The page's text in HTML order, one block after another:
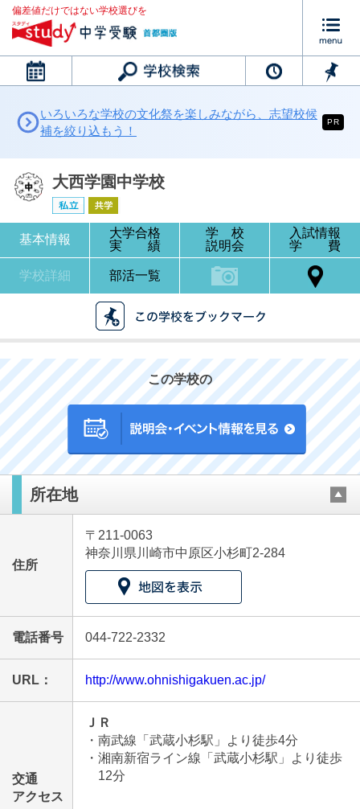
偏差値だけではない学校選びを
カレンダー
最近見た学校
大西学園中学校
ブックマークした学校
ブックマークした学校はありません
いろいろな学校の文化祭を楽しみながら、志望校候
補を絞り込もう！
PR
大西学園中学校
基本情報
大学合格
実 績
学 校
説明会
入試情報
学 費
学校詳細 部活一覧
この学校の
所在地
住所
〒211-0063
神奈川県川崎市中原区小杉町2-284
電話番号 044-722-2332
URL： http://www.ohnishigakuen.ac.jp/
交通
アクセス
ＪＲ
・南武線「武蔵小杉駅」より徒歩4分
・湘南新宿ライン線「武蔵小杉駅」より徒歩
12分